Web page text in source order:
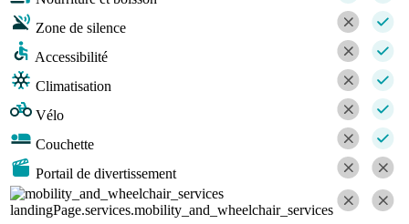
Zone de silence
Accessibilité
Climatisation
Vélo
Couchette
Portail de divertissement
landingPage.services.mobility_and_wheelchair_services